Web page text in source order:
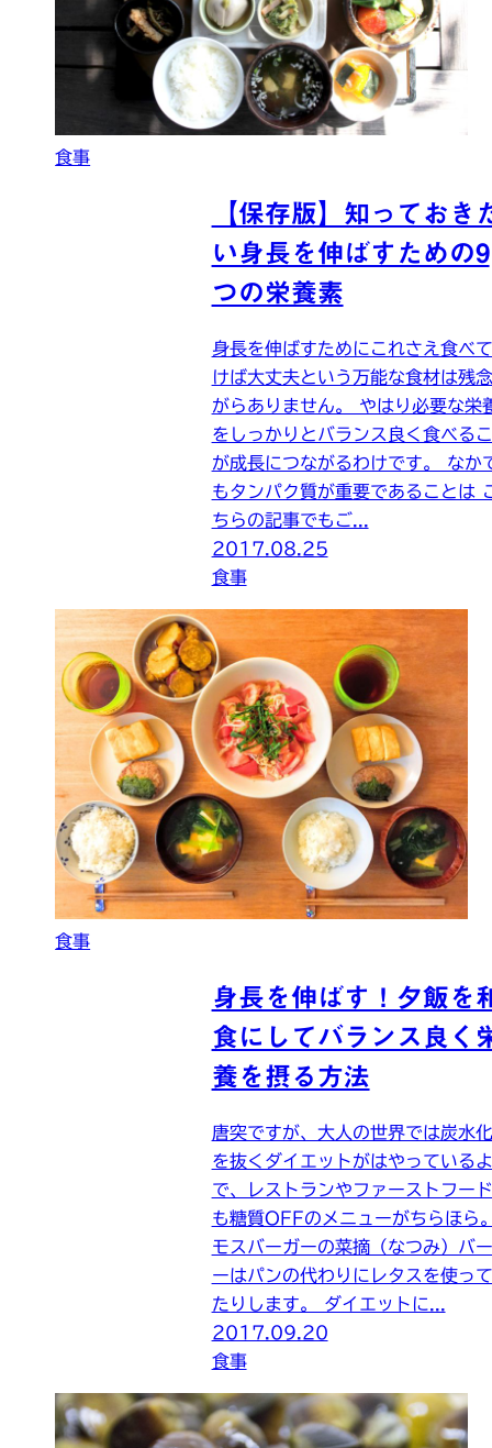
食事
【保存版】知っておき
い身長を伸ばすための9
つの栄養素
身長を伸ばすためにこれさえ食べ
けば大丈夫という万能な食材は残
がらありません。 やはり必要な栄
をしっかりとバランス良く食べる
が成長につながるわけです。 なか
もタンパク質が重要であることは
ちらの記事でもご...
2017.08.25
食事
食事
身長を伸ばす！夕飯を
食にしてバランス良く
養を摂る方法
唐突ですが、大人の世界では炭水
を抜くダイエットがはやっている
で、レストランやファーストフー
も糖質OFFのメニューがちらほら
モスバーガーの菜摘（なつみ）バ
ーはパンの代わりにレタスを使っ
たりします。 ダイエットに...
2017.09.20
食事